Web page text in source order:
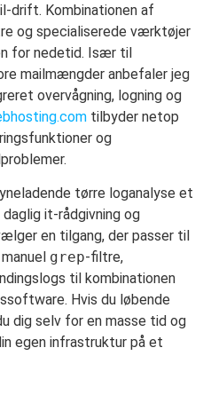
drift. Kombinationen af
og specialiserede værktøjer
for nedetid. Især til
mailmængder anbefaler jeg
overvågning, logning og
tilbyder netop
og
tørre loganalyse et
it-rådgivning og
en tilgang, der passer til
grep-filtre,
til kombinationen
Hvis du løbende
dig selv for en masse tid og
egen infrastruktur på et